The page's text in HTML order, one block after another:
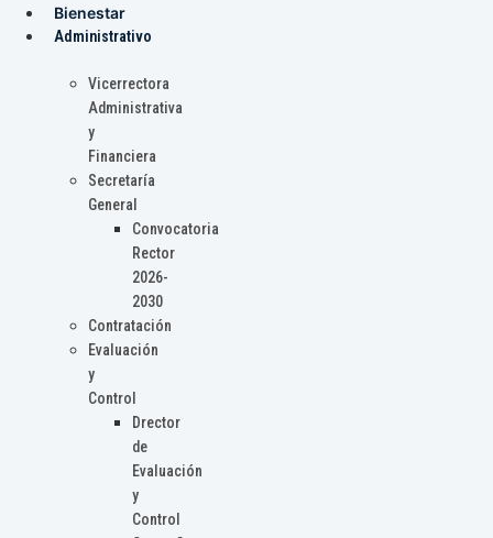
Bienestar
Administrativo
Vicerrectora
Administrativa
y
Financiera
Secretaría
General
Convocatoria
Rector
2026-
2030
Contratación
Evaluación
y
Control
Drector
de
Evaluación
y
Control